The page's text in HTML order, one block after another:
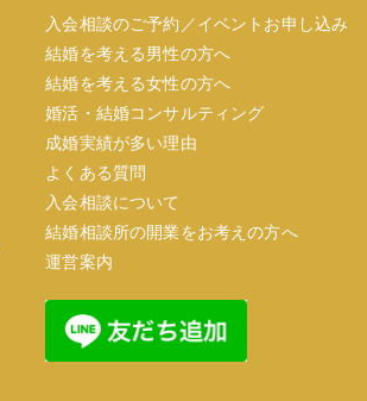
入会相談のご予約／イベントお申し込み
結婚を考える男性の方へ
結婚を考える女性の方へ
婚活・結婚コンサルティング
成婚実績が多い理由
よくある質問
入会相談について
結婚相談所の開業をお考えの方へ
運営案内